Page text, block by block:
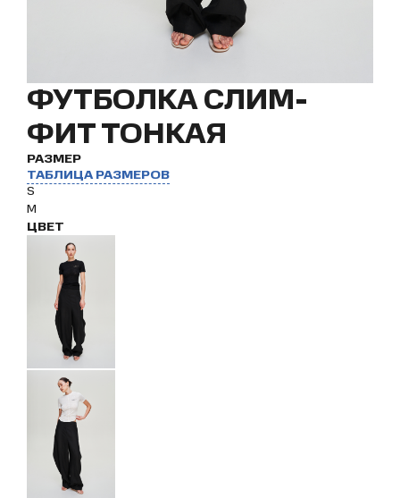
ФУТБОЛКА СЛИМ-
ФИТ ТОНКАЯ
РАЗМЕР
ТАБЛИЦА РАЗМЕРОВ
S
M
ЦВЕТ